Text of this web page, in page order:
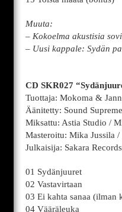
Muuta:
– Kokoelma akustisia
– Uusi kappale: Sydän
CD SKR027
Tuottaja: Mokoma &
Äänitetty: Sound
Miksattu: Astia Studio /
Masteroitu: Mika Jussila
Julkaisija: Sakara Records
01 Sydänjuuret
02 Vastavirtaan
03 Ei kahta sanaa (ilman
04 Vääräleuka